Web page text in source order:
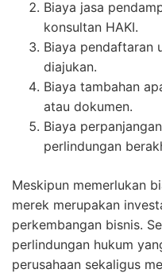
Biaya jasa
konsultan HAKI.
Biaya pendaftaran
diajukan.
Biaya tambahan
atau dokumen.
Biaya
perlindungan
Meskipun memerlukan
merek merupakan
perkembangan bisnis.
perlindungan hukum
perusahaan sekaligus